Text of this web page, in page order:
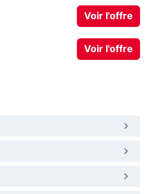
Voir l'offre
Voir l'offre